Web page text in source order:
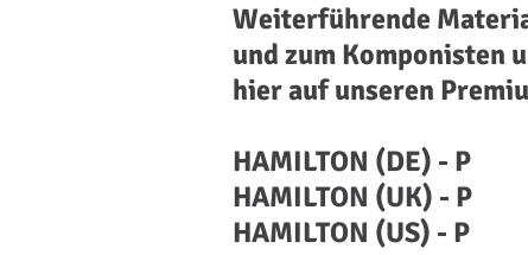
Weiterführende
und zum Komponisten
hier auf unseren
HAMILTON (DE) - P
HAMILTON (UK) - P
HAMILTON (US) - P